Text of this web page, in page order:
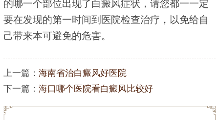
的哪一个部位出现了白癜风症状，请您都一一定
要在发现的第一时间到医院检查治疗，以免给自
己带来本可避免的危害。
上一篇： 海南省治白癜风好医院
下一篇： 海口哪个医院看白癜风比较好